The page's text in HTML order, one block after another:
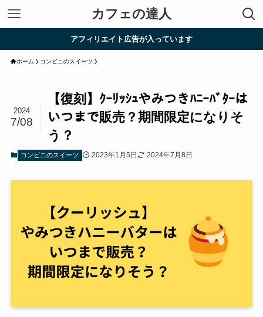
カフェの達人
アフィリエイト広告が入っています
ホーム コンビニのスイーツ
【復刻】ｸｰﾘｯｼｭやみつきﾊﾆｰﾊﾞﾀｰは
いつまで販売？期間限定になりそ
う？
2024
7/08
コンビニのスイーツ 2023年1月5日 2024年7月8日